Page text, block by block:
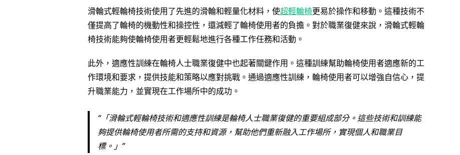
滑輪式輕輪椅技術使用了先進的滑輪和輕量化材料，使超輕輪椅更易於操作和移動。這種技術不
僅提高了輪椅的機動性和操控性，還減輕了輪椅使用者的負擔。對於職業復健來說，滑輪式輕輪
椅技術能夠使輪椅使用者更輕鬆地進行各種工作任務和活動。
此外，適應性訓練在輪椅人士職業復健中也起著關鍵作用。這種訓練幫助輪椅使用者適應新的工
作環境和要求，提供技能和策略以應對挑戰。通過適應性訓練，輪椅使用者可以增強自信心，提
升職業能力，並實現在工作場所中的成功。
「滑輪式輕輪椅技術和適應性訓練是輪椅人士職業復健的重要組成部分。這些技術和訓練能
夠提供輪椅使用者所需的支持和資源，幫助他們重新融入工作場所，實現個人和職業目
標。」